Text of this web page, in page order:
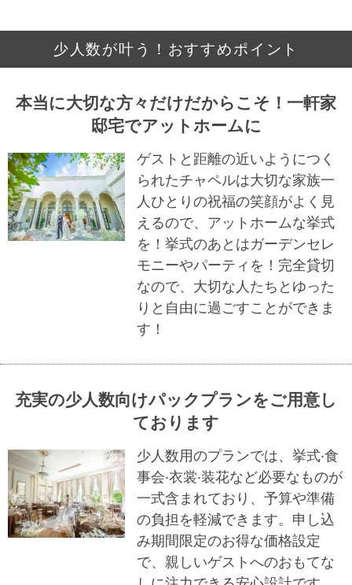
少人数が叶う！おすすめポイント
本当に大切な方々だけだからこそ！一軒家
邸宅でアットホームに
ゲストと距離の近いようにつく
られたチャペルは大切な家族一
人ひとりの祝福の笑顔がよく見
えるので、アットホームな挙式
を！挙式のあとはガーデンセレ
モニーやパーティを！完全貸切
なので、大切な人たちとゆった
りと自由に過ごすことができま
す！
充実の少⼈数向けパックプランをご⽤意し
ております
少⼈数⽤のプランでは、挙式‧⾷
事会‧⾐裳‧装花など必要なものが
⼀式含まれており、予算や準備
の負担を軽減できます。申し込
み期間限定のお得な価格設定
で、親しいゲストへのおもてな